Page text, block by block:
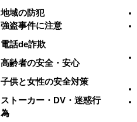
地域の防犯
強盗事件に注意
電話de詐欺
高齢者の安全・安心
子供と女性の安全対策
ストーカー・DV・迷惑行
為